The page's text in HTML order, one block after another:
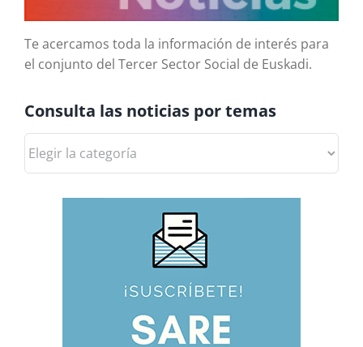
Te acercamos toda la información de interés para
el conjunto del Tercer Sector Social de Euskadi.
Consulta las noticias por temas
las